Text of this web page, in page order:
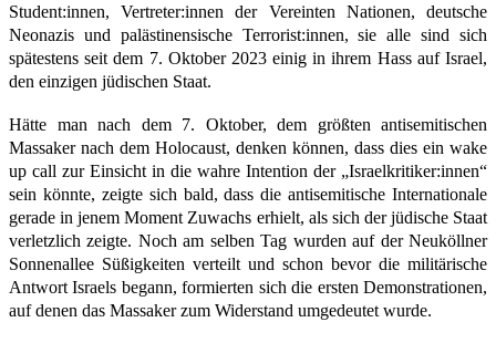
Student:innen, Vertreter:innen der Vereinten Nationen, deutsche
Neonazis und palästinensische Terrorist:innen, sie alle sind sich
spätestens seit dem 7. Oktober 2023 einig in ihrem Hass auf Israel,
den einzigen jüdischen Staat.
Hätte man nach dem 7. Oktober, dem größten antisemitischen
Massaker nach dem Holocaust, denken können, dass dies ein wake
up call zur Einsicht in die wahre Intention der „Israelkritiker:innen“
sein könnte, zeigte sich bald, dass die antisemitische Internationale
gerade in jenem Moment Zuwachs erhielt, als sich der jüdische Staat
verletzlich zeigte. Noch am selben Tag wurden auf der Neuköllner
Sonnenallee Süßigkeiten verteilt und schon bevor die militärische
Antwort Israels begann, formierten sich die ersten Demonstrationen,
auf denen das Massaker zum Widerstand umgedeutet wurde.